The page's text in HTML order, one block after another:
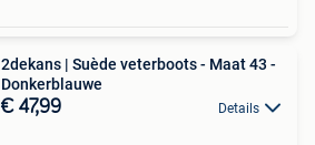
2dekans | Suède veterboots - Maat 43 -
Donkerblauwe
€ 47,99 Details